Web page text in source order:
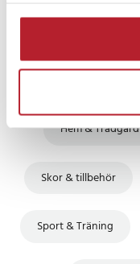
Hem & Trädgård
Skor & tillbehör
Sport & Träning